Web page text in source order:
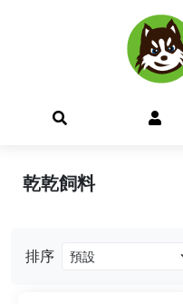
排序
乾乾飼料